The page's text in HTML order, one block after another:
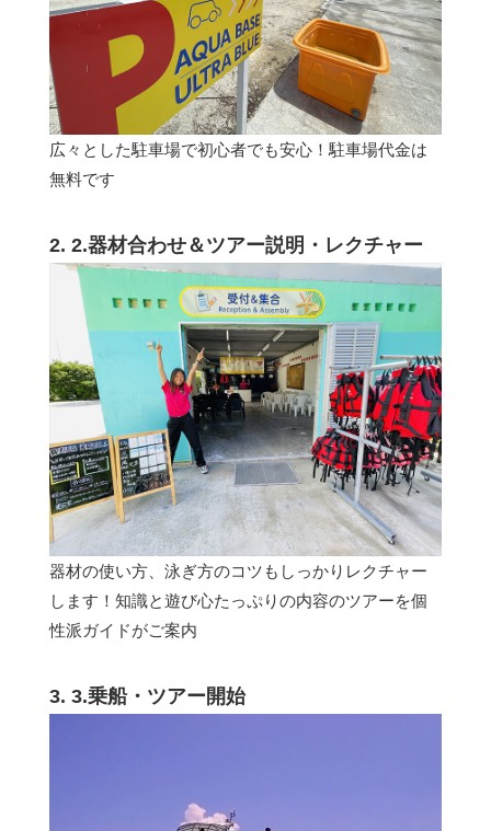
広々とした駐車場で初心者でも安心！駐車場代金は
無料です
2. 2.器材合わせ＆ツアー説明・レクチャー
器材の使い方、泳ぎ方のコツもしっかりレクチャー
します！知識と遊び心たっぷりの内容のツアーを個
性派ガイドがご案内
3. 3.乗船・ツアー開始